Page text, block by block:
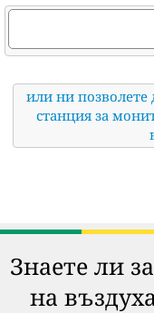
или ни
станция за
Знаете ли
на